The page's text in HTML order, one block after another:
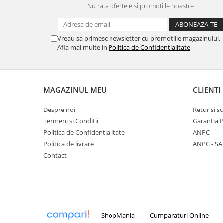
Nu rata ofertele si promotiile noastre
Vreau sa primesc newsletter cu promotiile magazinului.
Afla mai multe in Politica de Confidentialitate
MAGAZINUL MEU
Despre noi
Termeni si Conditii
Politica de Confidentialitate
Politica de livrare
Contact
CLIENTI
Retur si
Garantia
ANPC
ANPC -
ShopMania - Cumparaturi Online